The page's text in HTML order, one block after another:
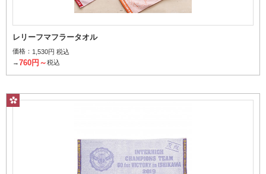
レリーフマフラータオル
価格： 1,530円 税込
→760円～税込